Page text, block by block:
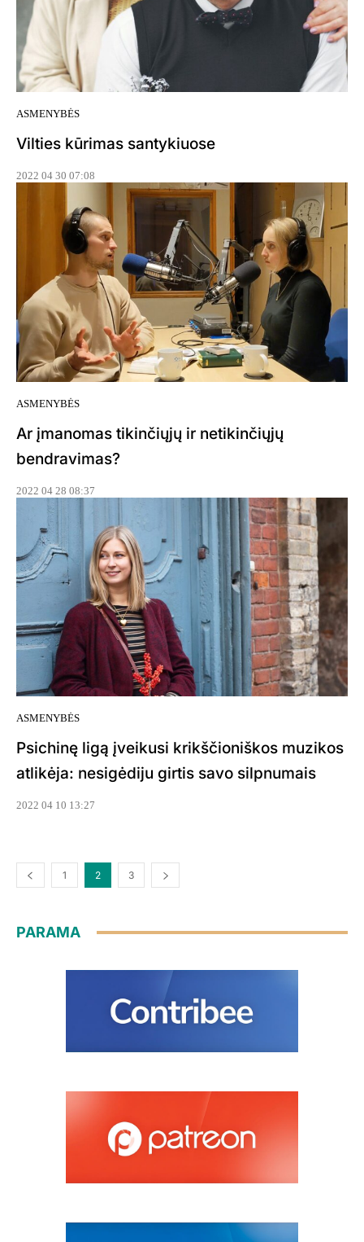
ASMENYBĖS
Vilties kūrimas santykiuose
2022 04 30 07:08
ASMENYBĖS
Ar įmanomas tikinčiųjų ir netikinčiųjų
bendravimas?
2022 04 28 08:37
ASMENYBĖS
Psichinę ligą įveikusi krikščioniškos muzikos
atlikėja: nesigėdiju girtis savo silpnumais
2022 04 10 13:27
1 2 3
PARAMA